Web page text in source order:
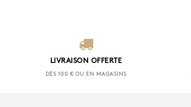
LIVRAISON OFFERTE
DÈS 100 € OU EN MAGASINS